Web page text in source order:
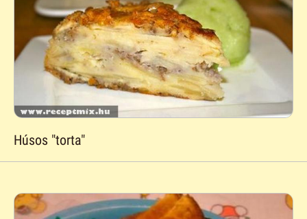
Húsos "torta"